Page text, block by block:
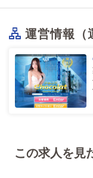
運営情報（
この求人を見